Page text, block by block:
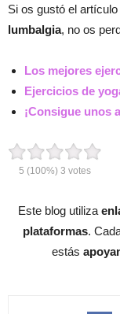
Si os gustó el
lumbalgia, no os
Los mejores
Ejercicios de
¡Consigue unos
5 (100%) 3 votes
Este blog utiliza
plataformas.
estás